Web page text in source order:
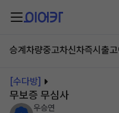
승계차량중고차신차즉시출고
[수다방]
무보증 무심사
우승연